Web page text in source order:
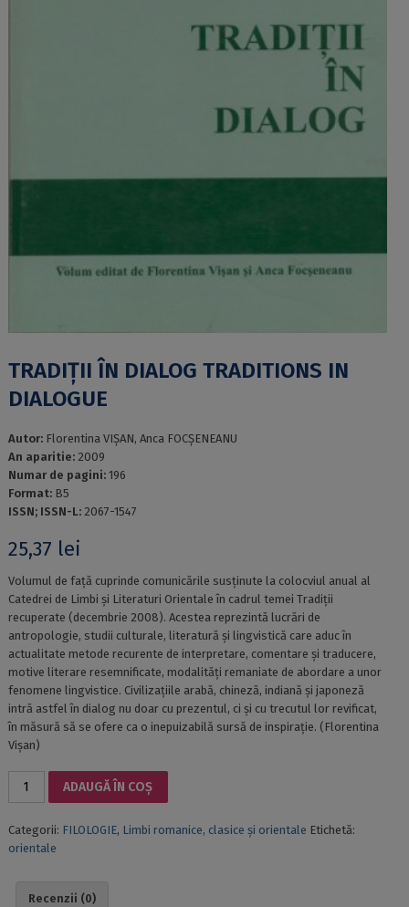
TRADIȚII ÎN DIALOG TRADITIONS IN
DIALOGUE
Autor: Florentina VIȘAN, Anca FOCȘENEANU
An aparitie: 2009
Numar de pagini: 196
Format: B5
ISSN; ISSN-L: 2067-1547
25,37 lei
Volumul de față cuprinde comunicările susținute la colocviul anual al
Catedrei de Limbi și Literaturi Orientale în cadrul temei Tradiții
recuperate (decembrie 2008). Acestea reprezintă lucrări de
antropologie, studii culturale, literatură și lingvistică care aduc în
actualitate metode recurente de interpretare, comentare și traducere,
motive literare resemnificate, modalități remaniate de abordare a unor
fenomene lingvistice. Civilizațiile arabă, chineză, indiană și japoneză
intră astfel în dialog nu doar cu prezentul, ci și cu trecutul lor revificat,
în măsură să se ofere ca o inepuizabilă sursă de inspirație. (Florentina
Vișan)
Cantitate
DIALOG
TRADITIONS
ADAUGĂ ÎN COȘ
Categorii: FILOLOGIE, Limbi romanice, clasice și orientale Etichetă:
orientale
Recenzii (0)